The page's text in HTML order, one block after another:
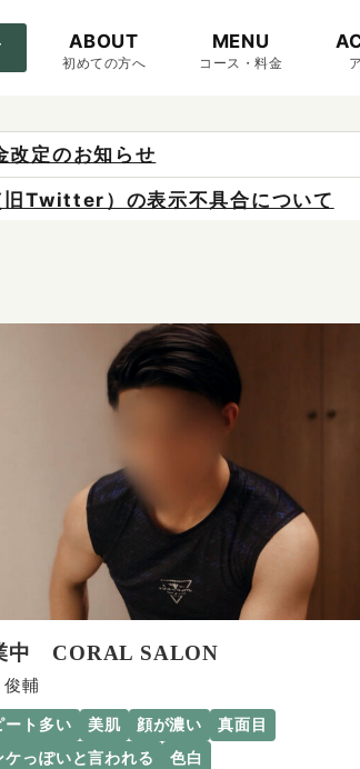
ABOUT
初めての方へ
MENU
コース・料金
旧Twitter）の表示不具合について
約は各店へ直接お問い合わせください
改定のお知らせ
中 CORAL SALON
俊輔
ート多い 美肌 顔が濃い
真面目
ケっぽいと言われる
色白